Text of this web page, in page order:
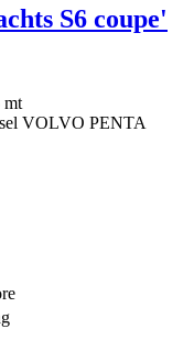
S6 coupe'
mt
VOLVO PENTA